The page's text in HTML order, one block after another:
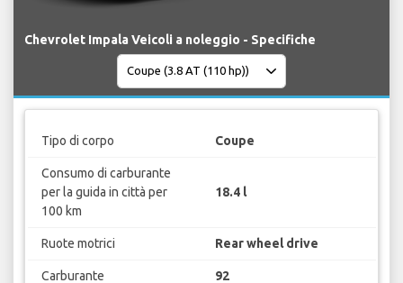
Chevrolet Impala Veicoli a noleggio - Specifiche
Tipo di corpo Coupe
Consumo di carburante
per la guida in città per
100 km
18.4 l
Ruote motrici Rear wheel drive
Carburante 92